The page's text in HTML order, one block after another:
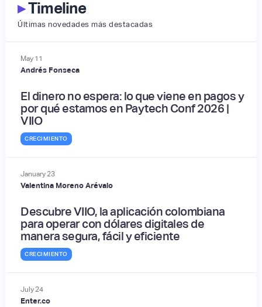
▸Timeline
Últimas novedades más destacadas
May 11
Andrés Fonseca
El dinero no espera: lo que viene en pagos y
por qué estamos en Paytech Conf 2026 |
VIIO
CRECIMIENTO
January 23
Valentina Moreno Arévalo
Descubre VIIO, la aplicación colombiana
para operar con dólares digitales de
manera segura, fácil y eficiente
CRECIMIENTO
July 24
Enter.co